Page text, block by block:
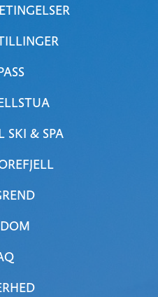
SKI & SPA